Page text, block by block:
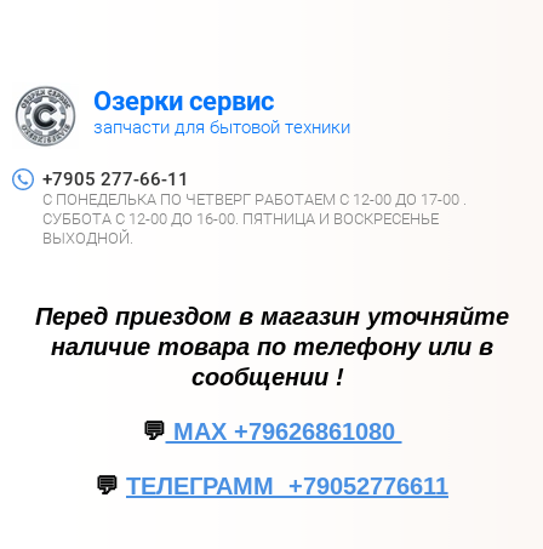
Озерки сервис
запчасти для бытовой техники
+7905 277-66-11
С ПОНЕДЕЛЬКА ПО ЧЕТВЕРГ РАБОТАЕМ С 12-00 ДО 17-00 .
СУББОТА С 12-00 ДО 16-00. ПЯТНИЦА И ВОСКРЕСЕНЬЕ
ВЫХОДНОЙ.
Перед приездом в магазин уточняйте
наличие товара по телефону или в
сообщении !
💬 МАХ +79626861080
💬 ТЕЛЕГРАММ +79052776611